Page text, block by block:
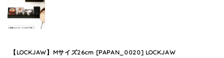
【LOCKJAW】Mサイズ26cm [PAPAN_0020] LOCKJAW